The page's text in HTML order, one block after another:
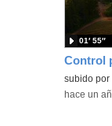
Contenido
subido por
01′ 55″
-hace un